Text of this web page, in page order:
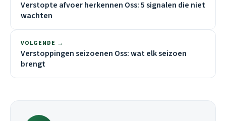
Verstopte afvoer herkennen Oss: 5 signalen die niet
wachten
VOLGENDE →
Verstoppingen seizoenen Oss: wat elk seizoen
brengt